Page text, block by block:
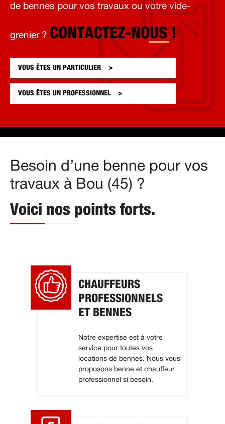
de bennes pour vos travaux ou votre vide-
grenier ? CONTACTEZ-NOUS !
VOUS ÊTES UN PARTICULIER
VOUS ÊTES UN PROFESSIONNEL
Besoin d’une benne pour vos
travaux à Bou (45) ?
Voici nos points forts.
CHAUFFEURS
PROFESSIONNELS
ET BENNES
Notre expertise est à votre
service pour toutes vos
locations de bennes. Nous vous
proposons benne et chauffeur
professionnel si besoin.